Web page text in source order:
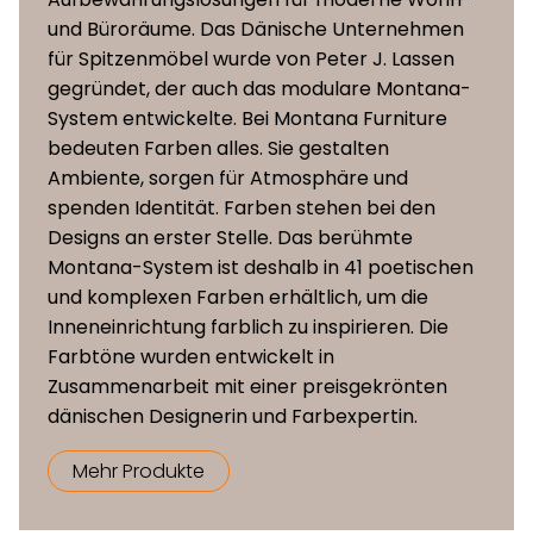
und Büroräume. Das Dänische Unternehmen
für Spitzenmöbel wurde von Peter J. Lassen
gegründet, der auch das modulare Montana-
System entwickelte. Bei Montana Furniture
bedeuten Farben alles. Sie gestalten
Ambiente, sorgen für Atmosphäre und
spenden Identität. Farben stehen bei den
Designs an erster Stelle. Das berühmte
Montana-System ist deshalb in 41 poetischen
und komplexen Farben erhältlich, um die
Inneneinrichtung farblich zu inspirieren. Die
Farbtöne wurden entwickelt in
Zusammenarbeit mit einer preisgekrönten
dänischen Designerin und Farbexpertin.
Mehr Produkte